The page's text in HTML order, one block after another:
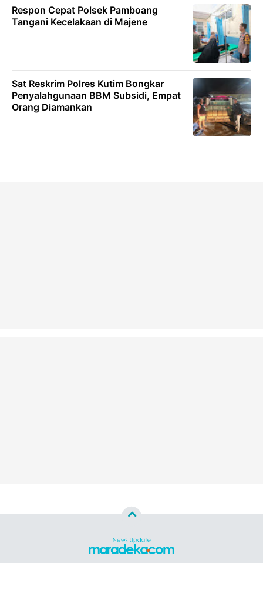
Respon Cepat Polsek Pamboang
Tangani Kecelakaan di Majene
Sat Reskrim Polres Kutim Bongkar
Penyalahgunaan BBM Subsidi, Empat
Orang Diamankan
Copyright ©2026MARADEKA.COM™